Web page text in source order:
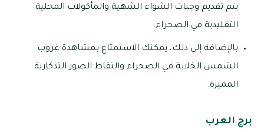
يتم تقديم وجبات الشواء الشهية والمأكولات المحلية
التقليدية في الصحراء.
بالإضافة إلى ذلك، يمكنك الاستمتاع بمشاهدة غروب
الشمس الخلابة في الصحراء والتقاط الصور التذكارية
المميزة.
برج العرب